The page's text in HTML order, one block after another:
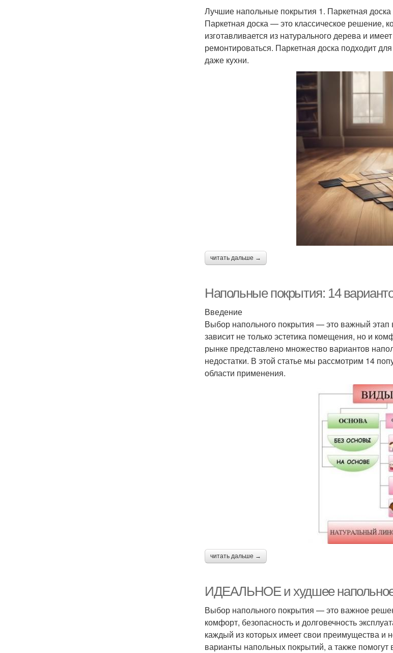
Лучшие напольные покрытия 1. Паркетная доска
Паркетная доска — это классическое решение,
изготавливается из натурального дерева и
ремонтироваться. Паркетная доска подходит
даже кухни.
читать дальше →
Напольные покрытия: 14
Введение
Выбор напольного покрытия — это важный этап
зависит не только эстетика помещения, но и
рынке представлено множество вариантов
недостатки. В этой статье мы рассмотрим 14
области применения.
читать дальше →
ИДЕАЛЬНОЕ и худшее напольное
Выбор напольного покрытия — это важное
комфорт, безопасность и долговечность
каждый из которых имеет свои преимущества и
варианты напольных покрытий, а также